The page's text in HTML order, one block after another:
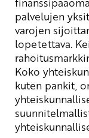
palvelujen
varojen
lopetettava.
Koko
kuten pankit,